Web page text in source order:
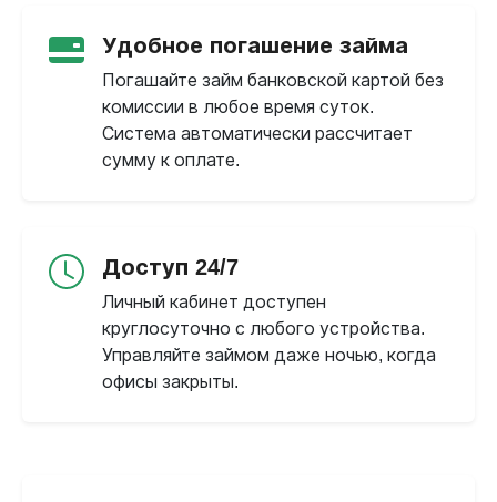
Удобное погашение займа
Погашайте займ банковской картой без
комиссии в любое время суток.
Система автоматически рассчитает
сумму к оплате.
Доступ 24/7
Личный кабинет доступен
круглосуточно с любого устройства.
Управляйте займом даже ночью, когда
офисы закрыты.